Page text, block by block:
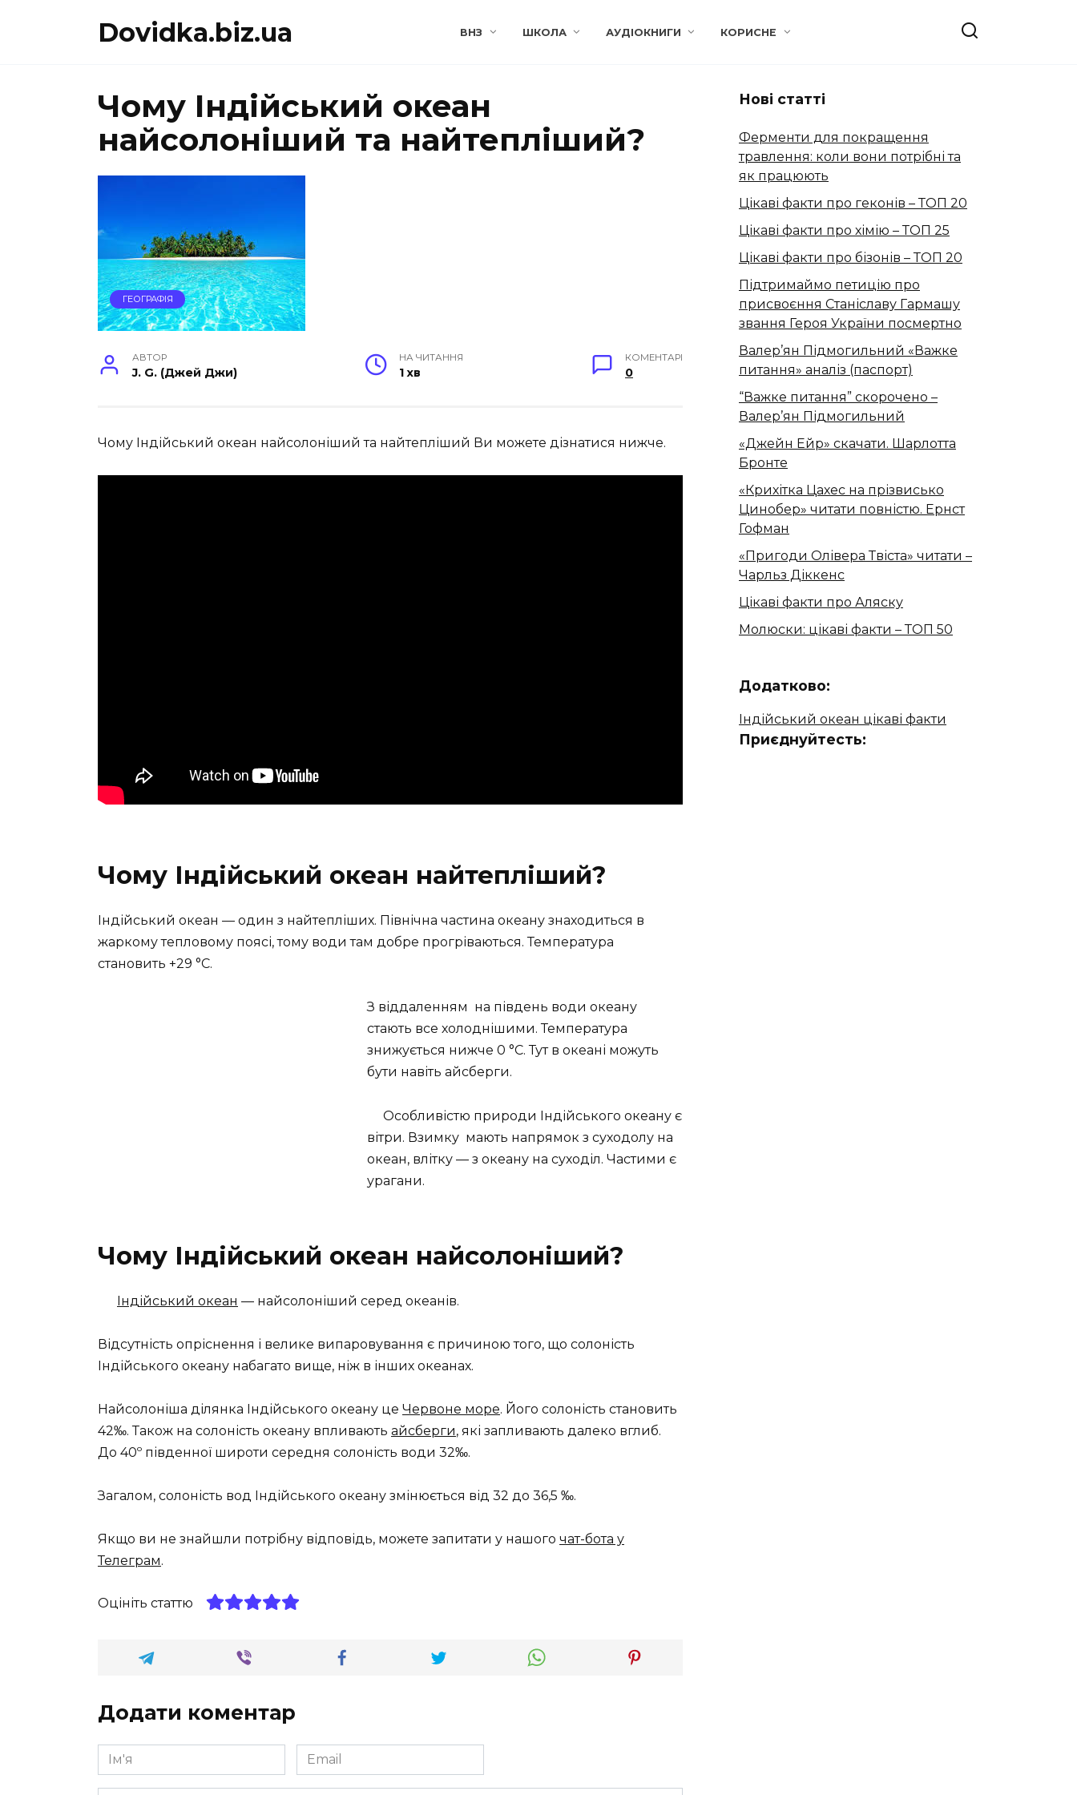
Dovidka.biz.ua ВНЗ ШКОЛА АУДІОКНИГИ КОРИСНЕ
Чому Індійський океан
найсолоніший та найтепліший?
ГЕОГРАФІЯ
АВТОР
J. G. (Джей Джи)
НА ЧИТАННЯ
1 хв
КОМЕНТАРІ
0
Чому Індійський океан найсолоніший та найтепліший Ви можете дізнатися нижче.
Чому Індійський океан найтепліший?
Індійський океан — один з найтепліших. Північна частина океану знаходиться в
жаркому тепловому поясі, тому води там добре прогріваються. Температура
становить +29 °С.
З віддаленням на південь води океану
стають все холоднішими. Температура
знижується нижче 0 °С. Тут в океані можуть
бути навіть айсберги.
Особливістю природи Індійського океану є
вітри. Взимку мають напрямок з суходолу на
океан, влітку — з океану на суходіл. Частими є
урагани.
Чому Індійський океан найсолоніший?
Індійський океан — найсолоніший серед океанів.
Відсутність опріснення і велике випаровування є причиною того, що солоність
Індійського океану набагато вище, ніж в інших океанах.
Найсолоніша ділянка Індійського океану це Червоне море. Його солоність становить
42‰. Також на солоність океану впливають айсберги, які запливають далеко вглиб.
До 40º південної широти середня солоність води 32‰.
Загалом, солоність вод Індійського океану змінюється від 32 до 36,5 ‰.
Якщо ви не знайшли потрібну відповідь, можете запитати у нашого чат-бота у
Телеграм.
Оцініть статтю
Додати коментар
Ім'я
*
Email
*
Нові статті
Ферменти для покращення
травлення: коли вони потрібні та
як працюють
Цікаві факти про геконів – ТОП 20
Цікаві факти про хімію – ТОП 25
Цікаві факти про бізонів – ТОП 20
Підтримаймо петицію про
присвоєння Станіславу Гармашу
звання Героя України посмертно
Валер’ян Підмогильний «Важке
питання» аналіз (паспорт)
“Важке питання” скорочено –
Валер’ян Підмогильний
«Джейн Ейр» скачати. Шарлотта
Бронте
«Крихітка Цахес на прізвисько
Цинобер» читати повністю. Ернст
Гофман
«Пригоди Олівера Твіста» читати –
Чарльз Діккенс
Цікаві факти про Аляску
Молюски: цікаві факти – ТОП 50
Додатково:
Індійський океан цікаві факти
Приєднуйтесть: